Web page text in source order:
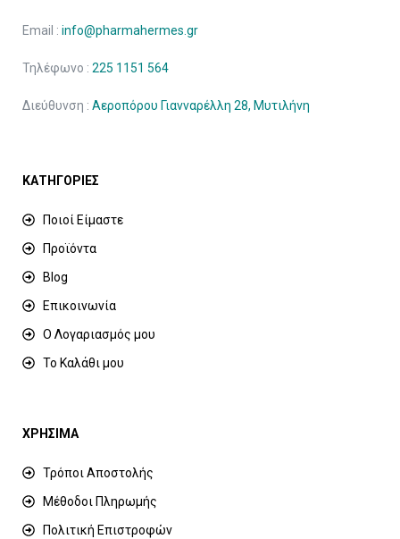
Email : info@pharmahermes.gr
Τηλέφωνο : 225 1151 564
Διεύθυνση : Αεροπόρου Γιανναρέλλη 28, Μυτιλήνη
ΚΑΤΗΓΟΡΙΕΣ
Ποιοί Είμαστε
Προϊόντα
Blog
Επικοινωνία
Ο Λογαριασμός μου
Το Καλάθι μου
ΧΡΗΣΙΜΑ
Τρόποι Αποστολής
Μέθοδοι Πληρωμής
Πολιτική Επιστροφών